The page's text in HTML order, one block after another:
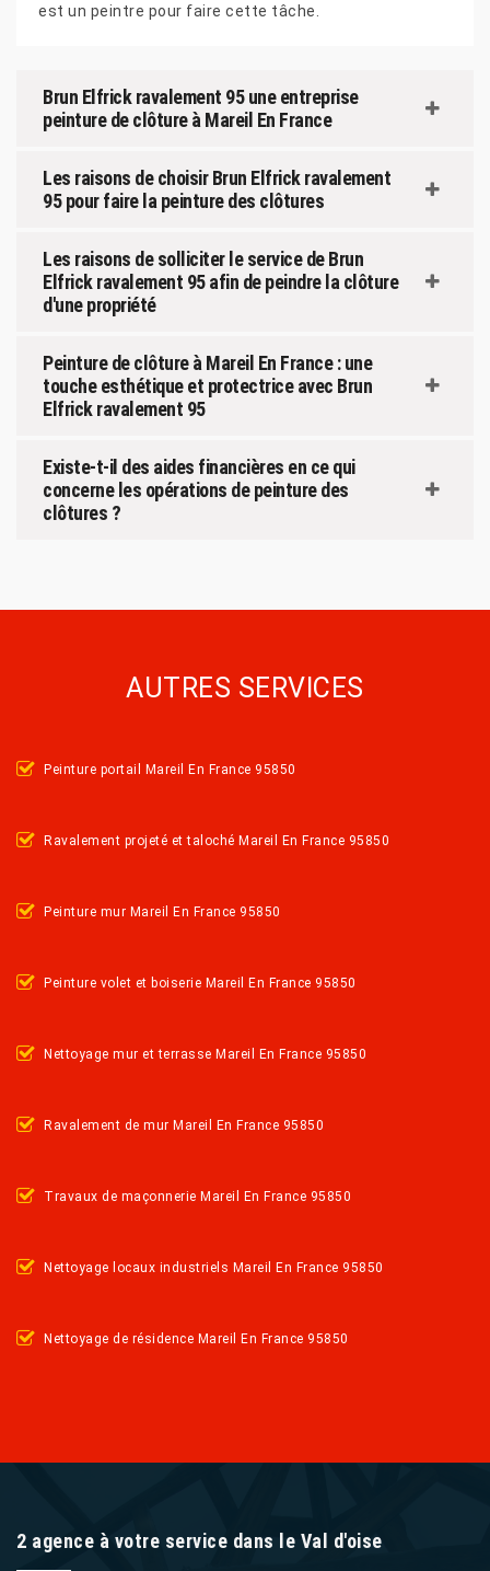
est un peintre pour faire cette tâche.
Brun Elfrick ravalement 95 une entreprise
peinture de clôture à Mareil En France
Les raisons de choisir Brun Elfrick ravalement
95 pour faire la peinture des clôtures
Les raisons de solliciter le service de Brun
Elfrick ravalement 95 afin de peindre la clôture
d'une propriété
Peinture de clôture à Mareil En France : une
touche esthétique et protectrice avec Brun
Elfrick ravalement 95
Existe-t-il des aides financières en ce qui
concerne les opérations de peinture des
clôtures ?
AUTRES SERVICES
Peinture portail Mareil En France 95850
Ravalement projeté et taloché Mareil En France 95850
Peinture mur Mareil En France 95850
Peinture volet et boiserie Mareil En France 95850
Nettoyage mur et terrasse Mareil En France 95850
Ravalement de mur Mareil En France 95850
Travaux de maçonnerie Mareil En France 95850
Nettoyage locaux industriels Mareil En France 95850
Nettoyage de résidence Mareil En France 95850
2 agence à votre service dans le Val d'oise